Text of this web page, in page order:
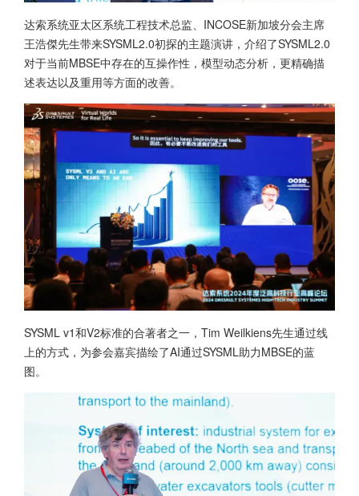
达索系统亚太区系统工程技术总监、INCOSE新加坡分会主席
王浩傑先生带来SYSML2.0初探的主题演讲，介绍了SYSML2.0
对于当前MBSE中存在的互操作性，模型动态分析，更精确描
述表达以及重用等方面的改善。
SYSML v1和V2标准的合著者之一，Tim Weilkiens先生通过线
上的方式，为参会嘉宾描绘了AI通过SYSML助力MBSE的蓝
图。